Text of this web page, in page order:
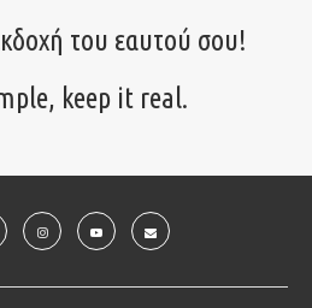
του εαυτού σου!
keep it real.